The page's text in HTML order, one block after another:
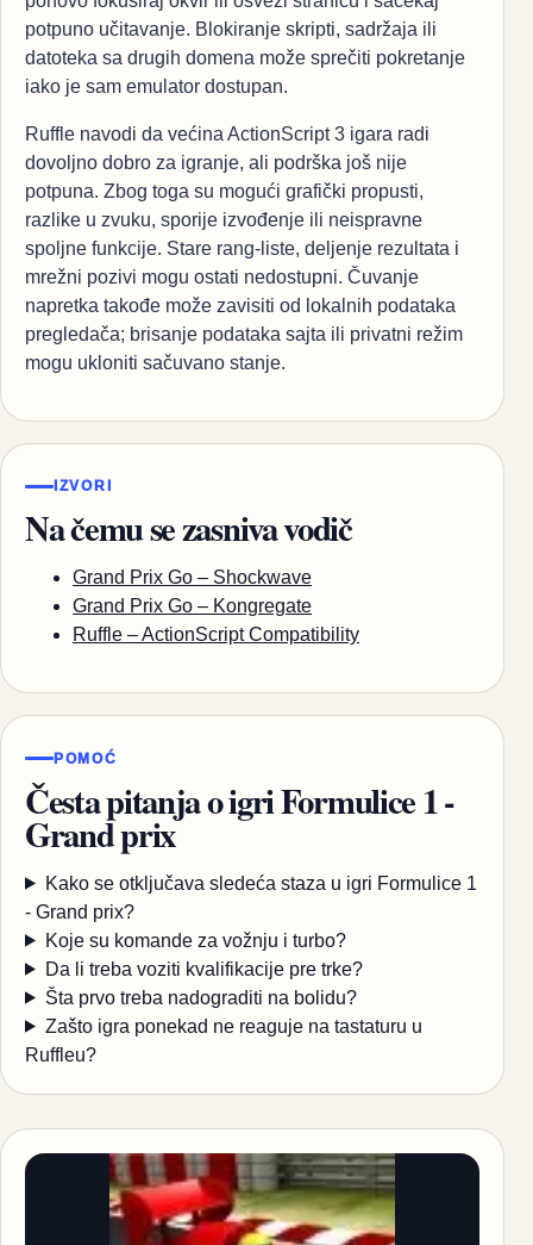
potpuno učitavanje. Blokiranje skripti, sadržaja ili
datoteka sa drugih domena može sprečiti pokretanje
iako je sam emulator dostupan.
Ruffle navodi da većina ActionScript 3 igara radi
dovoljno dobro za igranje, ali podrška još nije
potpuna. Zbog toga su mogući grafički propusti,
razlike u zvuku, sporije izvođenje ili neispravne
spoljne funkcije. Stare rang-liste, deljenje rezultata i
mrežni pozivi mogu ostati nedostupni. Čuvanje
napretka takođe može zavisiti od lokalnih podataka
pregledača; brisanje podataka sajta ili privatni režim
mogu ukloniti sačuvano stanje.
IZVORI
Na čemu se zasniva vodič
Grand Prix Go – Shockwave
Grand Prix Go – Kongregate
Ruffle – ActionScript Compatibility
POMOĆ
Česta pitanja o igri Formulice 1 -
Grand prix
Kako se otključava sledeća staza u igri Formulice 1
- Grand prix?
Koje su komande za vožnju i turbo?
Da li treba voziti kvalifikacije pre trke?
Šta prvo treba nadograditi na bolidu?
Zašto igra ponekad ne reaguje na tastaturu u
Ruffleu?